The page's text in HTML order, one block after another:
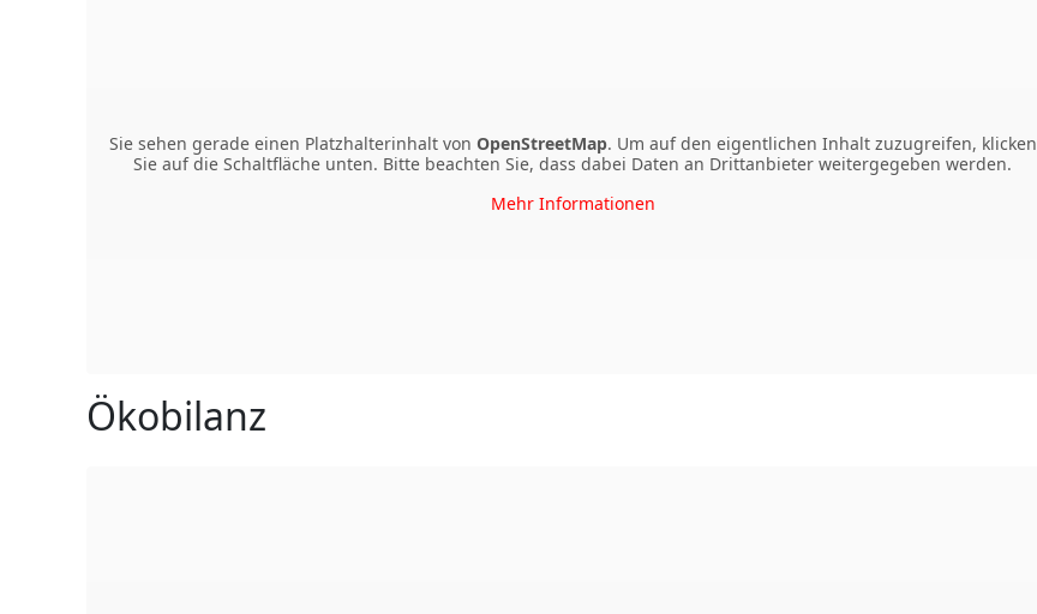
Sie sehen gerade einen Platzhalterinhalt von OpenStreetMap. Um auf den eigentlichen Inhalt zuzugreifen, klicken
Sie auf die Schaltfläche unten. Bitte beachten Sie, dass dabei Daten an Drittanbieter weitergegeben werden.
Mehr Informationen
Ökobilanz